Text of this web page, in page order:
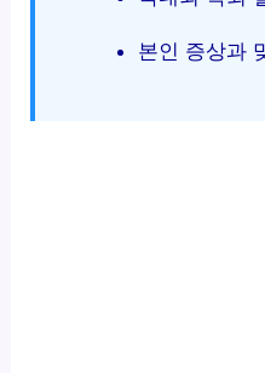
본인 증상과